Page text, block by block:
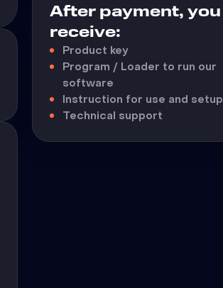
After payment, you
receive:
Product key
Program / Loader to run our
software
Instruction for use and setup
Technical support